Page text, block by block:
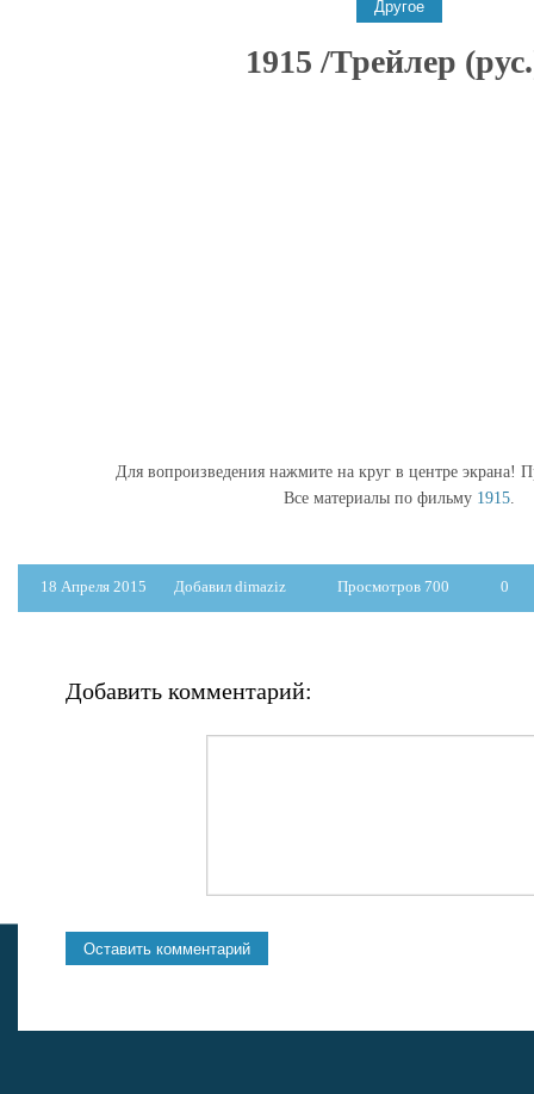
1915 /Трейлер
Для вопроизведения нажмите на круг в центре экрана!
Все материалы по фильму 1915.
18 Апреля 2015 Добавил dimaziz Просмотров 700 0
Добавить комментарий: